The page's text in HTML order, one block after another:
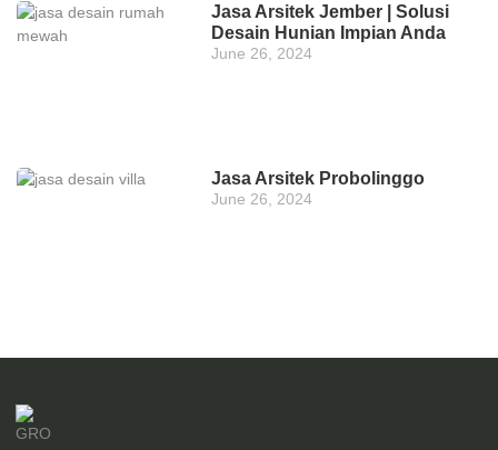
Jasa Arsitek Jember | Solusi
Desain Hunian Impian Anda
June 26, 2024
Jasa Arsitek Probolinggo
June 26, 2024